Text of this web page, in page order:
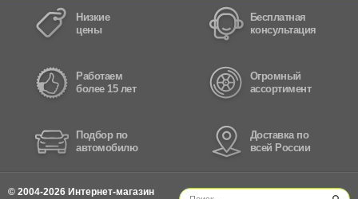
Низкие
цены
Бесплатная
консультация
Работаем
более 15 лет
Огромный
ассортимент
Подбор по
автомобилю
Доставка по
всей России
© 2004-2026 Интернет-магазин